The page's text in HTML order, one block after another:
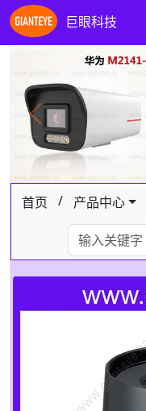
巨眼科技
Previous
首页 / 产品中心